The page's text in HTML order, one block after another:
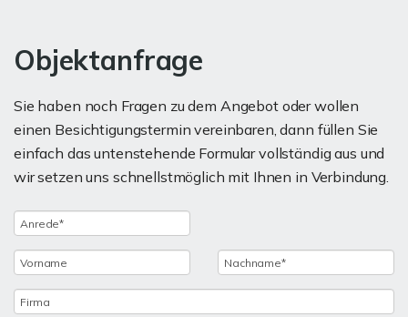
Objektanfrage
Sie haben noch Fragen zu dem Angebot oder wollen
einen Besichtigungstermin vereinbaren, dann füllen Sie
einfach das untenstehende Formular vollständig aus und
wir setzen uns schnellstmöglich mit Ihnen in Verbindung.